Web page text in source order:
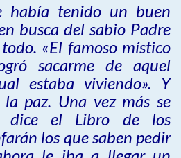
había tenido un buen
busca del sabio Padre
«El famoso místico
sacarme de aquel
estaba viviendo». Y
paz. Una vez más se
dice el Libro de los
los que saben pedir